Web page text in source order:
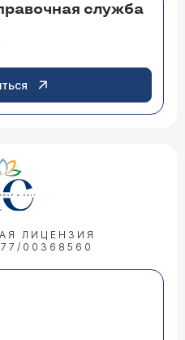
служба
ЛИЦЕНЗИЯ
00368560